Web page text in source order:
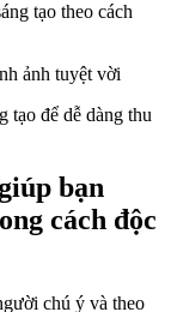
tạo theo cách
ảnh tuyệt vời
tạo để dễ dàng thu
bạn
cách độc
chú ý và theo